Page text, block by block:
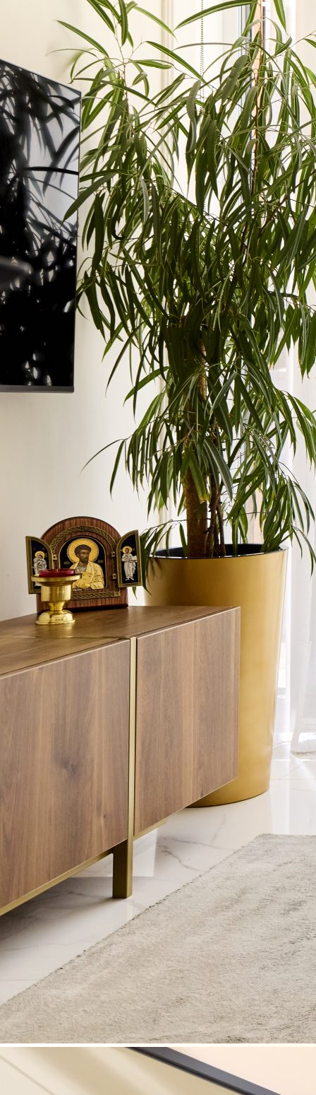
O nama
Pristup lečenju
LeHerb proizvodi
Naš tim
Novosti
Česta pitanja
Galerija
Kontakt